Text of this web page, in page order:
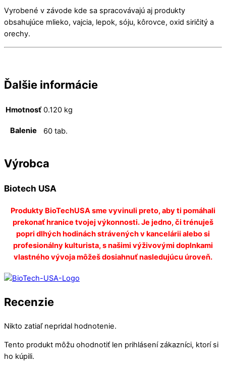
Vyrobené v závode kde sa spracovávajú aj produkty
obsahujúce mlieko, vajcia, lepok, sóju, kôrovce, oxid siričitý a
orechy.
Ďalšie informácie
Hmotnosť 0.120 kg
Balenie 60 tab.
Výrobca
Biotech USA
Produkty BioTechUSA sme vyvinuli preto, aby ti pomáhali
prekonať hranice tvojej výkonnosti. Je jedno, či trénuješ
popri dlhých hodinách strávených v kancelárii alebo si
profesionálny kulturista, s našimi výživovými doplnkami
vlastného vývoja môžeš dosiahnuť nasledujúcu úroveň.
Recenzie
Nikto zatiaľ nepridal hodnotenie.
Tento produkt môžu ohodnotiť len prihlásení zákazníci, ktorí si
ho kúpili.